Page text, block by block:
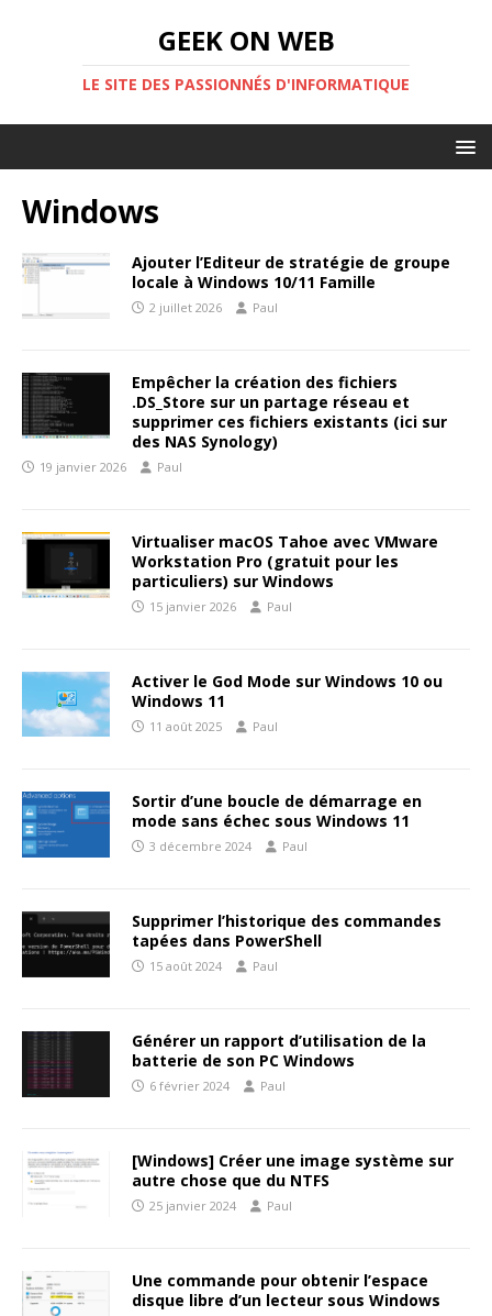
GEEK ON WEB
LE SITE DES PASSIONNÉS D'INFORMATIQUE
Windows
Ajouter l’Editeur de stratégie de groupe
locale à Windows 10/11 Famille
2 juillet 2026 Paul
Empêcher la création des fichiers
.DS_Store sur un partage réseau et
supprimer ces fichiers existants (ici sur
des NAS Synology)
19 janvier 2026 Paul
Virtualiser macOS Tahoe avec VMware
Workstation Pro (gratuit pour les
particuliers) sur Windows
15 janvier 2026 Paul
Activer le God Mode sur Windows 10 ou
Windows 11
11 août 2025 Paul
Sortir d’une boucle de démarrage en
mode sans échec sous Windows 11
3 décembre 2024 Paul
Supprimer l’historique des commandes
tapées dans PowerShell
15 août 2024 Paul
Générer un rapport d’utilisation de la
batterie de son PC Windows
6 février 2024 Paul
[Windows] Créer une image système sur
autre chose que du NTFS
25 janvier 2024 Paul
Une commande pour obtenir l’espace
disque libre d’un lecteur sous Windows